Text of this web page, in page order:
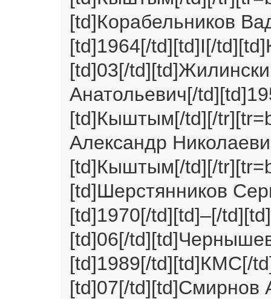
[td]Корабельников
[td]1964[/td][td]I[/
[td]03[/
Анатольевич[/
[td]Кыштым[/td][/
Александр
[td]Кыштым[/td][/
[td]Шерстянников
[td]1970[/td][td]–[/
[td]06[/
[td]1989[/td][td]КМС[/
[td]07[/td][td]Смирнов